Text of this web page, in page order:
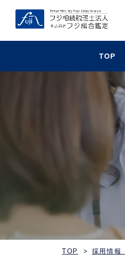
TOP
TOP 採用情報